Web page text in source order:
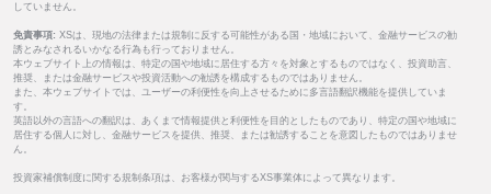
していません。
免責事項: XSは、現地の法律または規制に反する可能性がある国・地域において、金融サービスの勧
誘とみなされるいかなる行為も行っておりません。
本ウェブサイト上の情報は、特定の国や地域に居住する方々を対象とするものではなく、投資助言、
推奨、または金融サービスや投資活動への勧誘を構成するものではありません。
また、本ウェブサイトでは、ユーザーの利便性を向上させるために多言語翻訳機能を提供していま
す。
英語以外の言語への翻訳は、あくまで情報提供と利便性を目的としたものであり、特定の国や地域に
居住する個人に対し、金融サービスを提供、推奨、または勧誘することを意図したものではありませ
ん。
投資家補償制度に関する規制条項は、お客様が関与するXS事業体によって異なります。